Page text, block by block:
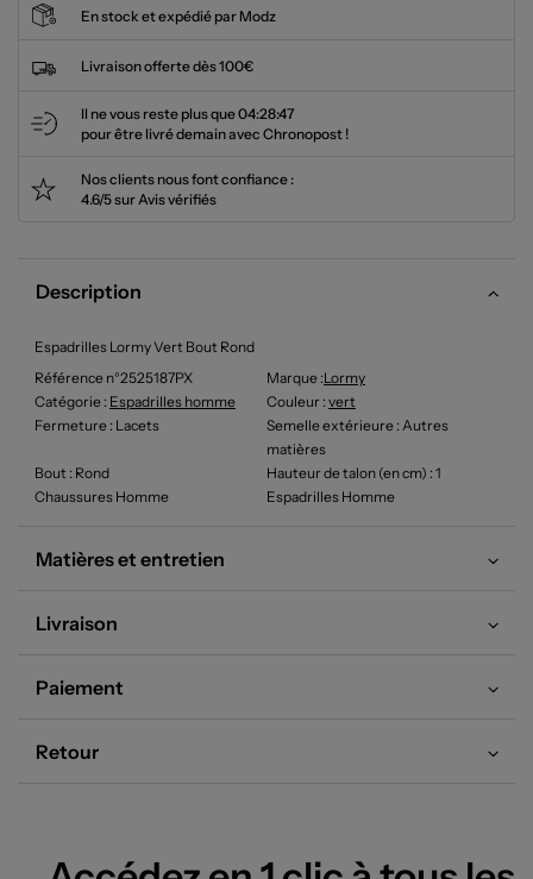
En stock et expédié par Modz
Livraison offerte dès 100€
Il ne vous reste plus que04:28:47
pour être livré demain avec Chronopost !
Nos clients nous font confiance :
4.6/5 sur Avis vérifiés
Description
Espadrilles Lormy Vert Bout Rond
Référence n°2525187PX
Marque :Lormy
Catégorie : Espadrilles homme Couleur : vert
Fermeture : Lacets Semelle extérieure : Autres
matières
Bout : Rond Hauteur de talon (en cm) : 1
Chaussures Homme
Espadrilles Homme
Matières et entretien
Livraison
Paiement
Retour